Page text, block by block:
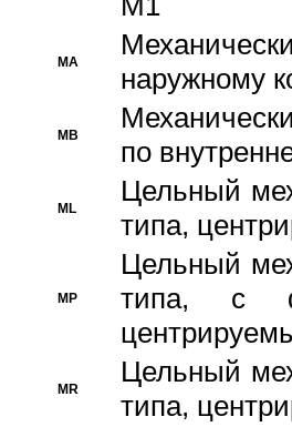
MA
наружному
MB
по
ML
Цельный
типа,
MP
Цельный
типа, с
MR
Цельный
типа,